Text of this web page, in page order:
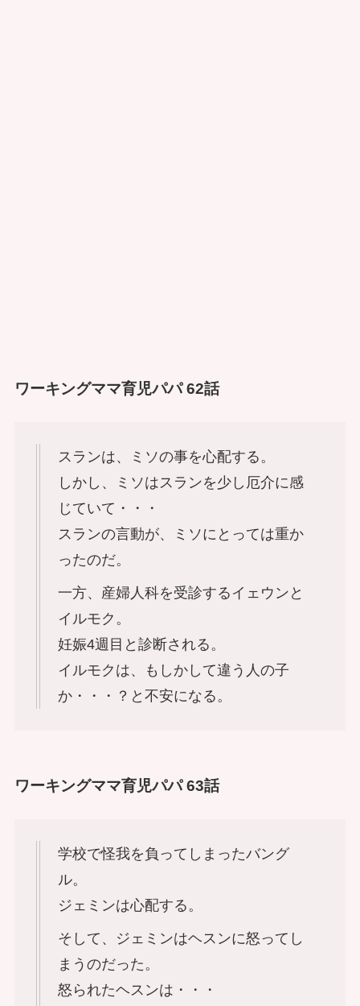
ワーキングママ育児パパ 62話
スランは、ミソの事を心配する。
しかし、ミソはスランを少し厄介に感
じていて・・・
スランの言動が、ミソにとっては重か
ったのだ。
一方、産婦人科を受診するイェウンと
イルモク。
妊娠4週目と診断される。
イルモクは、もしかして違う人の子
か・・・？と不安になる。
ワーキングママ育児パパ 63話
学校で怪我を負ってしまったバング
ル。
ジェミンは心配する。
そして、ジェミンはヘスンに怒ってし
まうのだった。
怒られたヘスンは・・・